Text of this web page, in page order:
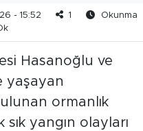
- 15:52 1
Okunma
Hasanoğlu ve
yaşayan
ormanlık
yangın olayları